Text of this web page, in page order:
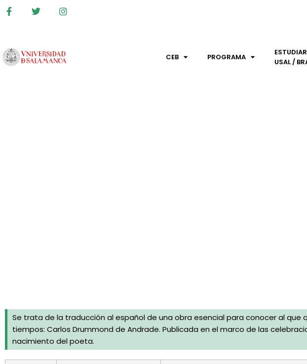
CEB PROGRAMA
USAL /
Se trata de la traducción al español de una obra esencial para conocer al
tiempos: Carlos Drummond de Andrade. Publicada en el marco de las
nacimiento del poeta.